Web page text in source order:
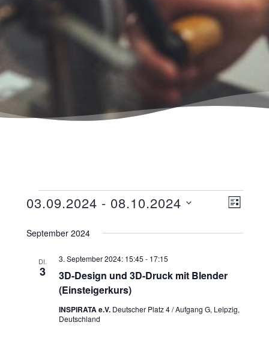
LISTE
03.09.2024 - 08.10.2024
September 2024
DI.
3
3D-Design und 3D-Druck mit Blender
(Einsteigerkurs)
3. September 2024: 15:45 - 17:15
INSPIRATA e.V. Deutscher Platz 4 / Aufgang G, Leipzig,
Deutschland